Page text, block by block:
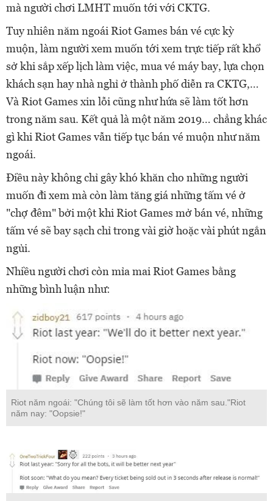
mà người chơi LMHT muốn tới với CKTG.
Tuy nhiên năm ngoái Riot Games bán vé cực kỳ
muộn, làm người xem muốn tới xem trực tiếp rất khổ
sở khi sắp xếp lịch làm việc, mua vé máy bay, lựa chọn
khách sạn hay nhà nghỉ ở thành phố diễn ra CKTG,…
Và Riot Games xin lỗi cũng như hứa sẽ làm tốt hơn
trong năm sau. Kết quả là một năm 2019… chẳng khác
gì khi Riot Games vẫn tiếp tục bán vé muộn như năm
ngoái.
Điều này không chỉ gây khó khăn cho những người
muốn đi xem mà còn làm tăng giá những tấm vé ở
"chợ đêm" bởi một khi Riot Games mở bán vé, những
tấm vé sẽ bay sạch chỉ trong vài giờ hoặc vài phút ngắn
ngủi.
Nhiều người chơi còn mỉa mai Riot Games bằng
những bình luận như:
Riot năm ngoái: "Chúng tôi sẽ làm tốt hơn vào năm sau."Riot
năm nay: "Oopsie!"